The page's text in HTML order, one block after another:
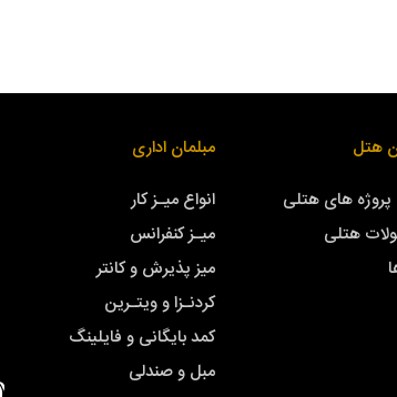
هتل
پروژه های هتلی
هتلی
مبلمان اداری
انواع میـز کار
میـز کنفرانس
میز پذیرش و کانتر
کردنـزا و ویتـرین
کمد بایگانی و فایلینگ
مبل و صندلی